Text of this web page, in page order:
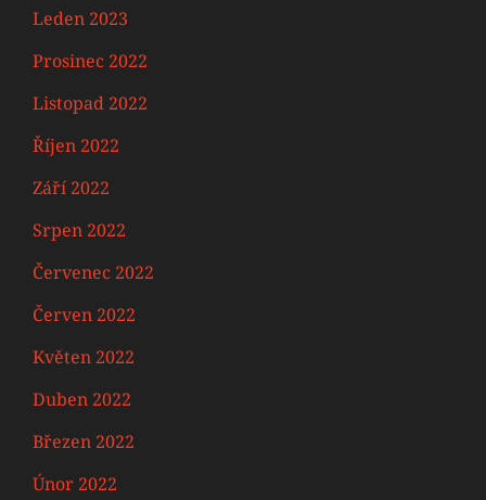
Leden 2023
Prosinec 2022
Listopad 2022
Říjen 2022
Září 2022
Srpen 2022
Červenec 2022
Červen 2022
Květen 2022
Duben 2022
Březen 2022
Únor 2022